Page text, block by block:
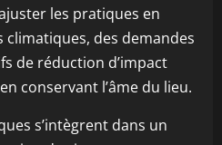
les pratiques en
des demandes
de réduction d’impact
conservant l’âme du lieu.
s’intègrent dans un